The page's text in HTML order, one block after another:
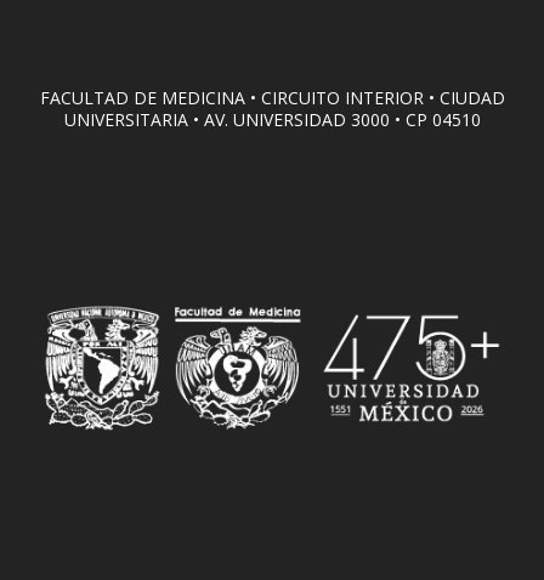
FACULTAD DE MEDICINA • CIRCUITO INTERIOR • CIUDAD
UNIVERSITARIA • AV. UNIVERSIDAD 3000 • CP 04510